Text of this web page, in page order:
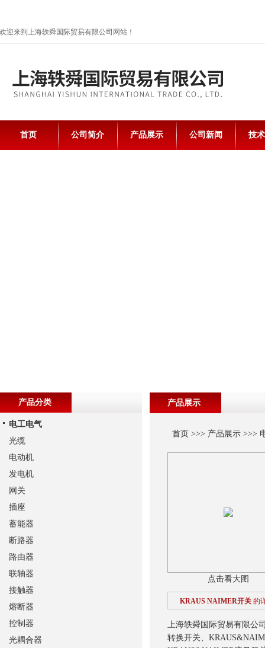
欢迎来到上海轶舜国际贸易有限公司网站！
首页 公司简介 产品展示 公司新闻 技
产品展示
首页 >>> 产品展示>>>
点击看大图
KRAUS NAIMER开关 的
上海轶舜国际贸易有限公
转换开关、
产品分类
电工电气
光缆
电动机
发电机
网关
插座
蓄能器
断路器
路由器
联轴器
接触器
熔断器
控制器
光耦合器